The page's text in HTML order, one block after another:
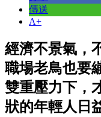
傳送
A+
經濟不景氣，
職場老鳥也要
雙重壓力下，
狀的年輕人日